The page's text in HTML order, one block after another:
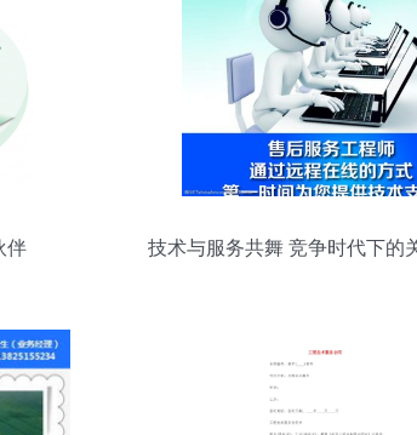
伴
技术与服务共舞 竞争时代下的